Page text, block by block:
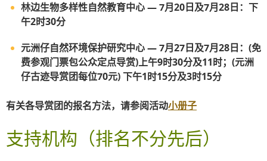
林边生物多样性自然教育中心 — 7月20日及7月28日：下
午2时30分
元洲仔自然环境保护研究中心 — 7月27日及7月28日：(免
费参观门票包公众定点导赏)上午9时30分及11时；(元洲
仔古迹导赏团每位70元) 下午1时15分及3时15分
有关各导赏团的报名方法，请参阅活动小册子
支持机构 （排名不分先后）